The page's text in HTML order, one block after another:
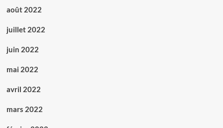
août 2022
juillet 2022
juin 2022
mai 2022
avril 2022
mars 2022